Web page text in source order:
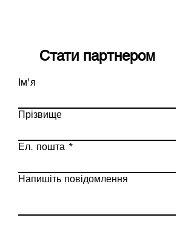
Стати партнером
Ім'я
Прізвище
Ел. пошта
Напишіть повідомлення